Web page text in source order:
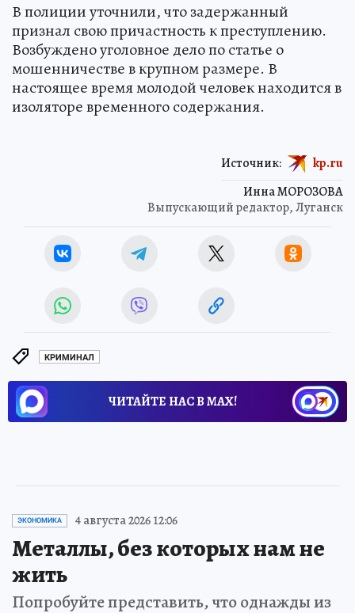
В полиции уточнили, что задержанный
признал свою причастность к преступлению.
Возбуждено уголовное дело по статье о
мошенничестве в крупном размере. В
настоящее время молодой человек находится в
изоляторе временного содержания.
Инна МОРОЗОВА
Выпускающий редактор, Луганск
Источник: kp.ru
КРИМИНАЛ
ЧИТАЙТЕ НАС В МАХ!
ЭКОНОМИКА 4 августа 2026 12:06
Металлы, без которых нам не
жить
Попробуйте представить, что однажды из